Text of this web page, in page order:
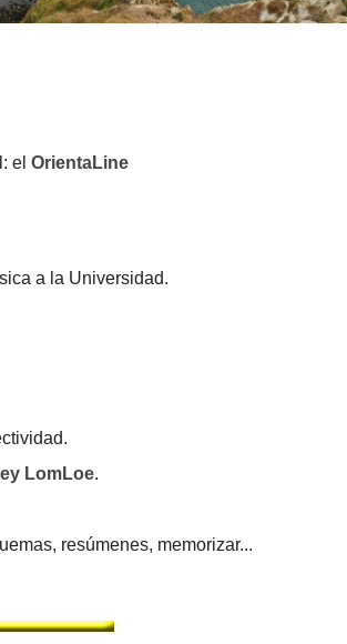
elOrientaLine
a la Universidad.
ley LomLoe.
resúmenes, memorizar...